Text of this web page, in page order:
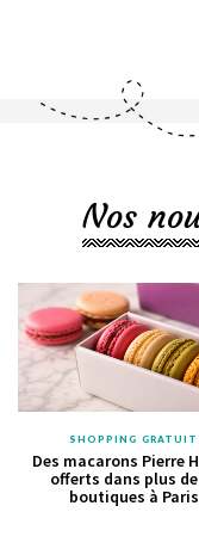
Nos
SHOPPING GRATUIT
Des macarons Pierre
offerts dans plus de
boutiques à Paris